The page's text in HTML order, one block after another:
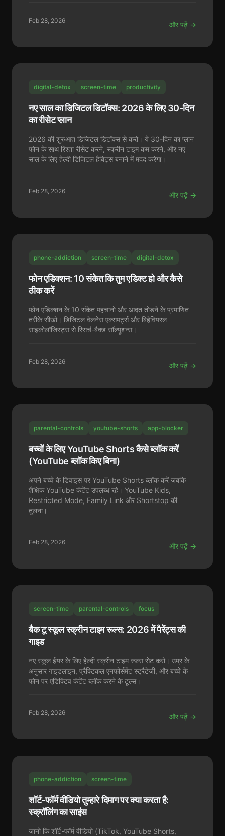
Feb 28, 2026 और पढ़ें →
digital-detox screen-time productivity
नए साल का डिजिटल डिटॉक्स: 2026 के लिए 30-दिन
का रीसेट प्लान
2026 की शुरुआत डिजिटल डिटॉक्स से करो। ये 30-दिन का प्लान
फोन के साथ रिश्ता रीसेट करने, स्क्रीन टाइम कम करने, और नए
साल के लिए हेल्दी डिजिटल हैबिट्स बनाने में मदद करेगा।
Feb 28, 2026 और पढ़ें →
phone-addiction screen-time digital-detox
फोन एडिक्शन: 10 संकेत कि तुम एडिक्ट हो और कैसे
ठीक करें
फोन एडिक्शन के 10 संकेत पहचानो और आदत तोड़ने के प्रमाणित
तरीके सीखो। डिजिटल वेलनेस एक्सपर्ट्स और बिहेवियरल
साइकोलॉजिस्ट्स से रिसर्च-बैक्ड सॉल्यूशन्स।
Feb 28, 2026 और पढ़ें →
parental-controls youtube-shorts app-blocker
बच्चों के लिए YouTube Shorts कैसे ब्लॉक करें
(YouTube ब्लॉक किए बिना)
अपने बच्चे के डिवाइस पर YouTube Shorts ब्लॉक करें जबकि
शैक्षिक YouTube कंटेंट उपलब्ध रहे। YouTube Kids,
Restricted Mode, Family Link और Shortstop की
तुलना।
Feb 28, 2026 और पढ़ें →
screen-time parental-controls focus
बैक टू स्कूल स्क्रीन टाइम रूल्स: 2026 में पैरेंट्स की
गाइड
नए स्कूल ईयर के लिए हेल्दी स्क्रीन टाइम रूल्स सेट करो। उम्र के
अनुसार गाइडलाइन, प्रैक्टिकल एनफोर्समेंट स्ट्रैटेजी, और बच्चे के
फोन पर एडिक्टिव कंटेंट ब्लॉक करने के टूल्स।
Feb 28, 2026 और पढ़ें →
phone-addiction screen-time
शॉर्ट-फॉर्म वीडियो तुम्हारे दिमाग पर क्या करता है:
स्क्रॉलिंग का साइंस
जानो कि शॉर्ट-फॉर्म वीडियो (TikTok, YouTube Shorts,